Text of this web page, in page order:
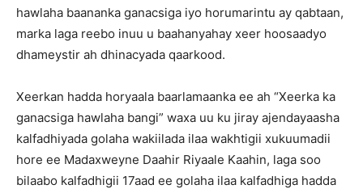
hawlaha baananka ganacsiga iyo horumarintu ay qabtaan,
marka laga reebo inuu u baahanyahay xeer hoosaadyo
dhameystir ah dhinacyada qaarkood.
Xeerkan hadda horyaala baarlamaanka ee ah “Xeerka ka
ganacsiga hawlaha bangi” waxa uu ku jiray ajendayaasha
kalfadhiyada golaha wakiilada ilaa wakhtigii xukuumadii
hore ee Madaxweyne Daahir Riyaale Kaahin, laga soo
bilaabo kalfadhigii 17aad ee golaha ilaa kalfadhiga hadda